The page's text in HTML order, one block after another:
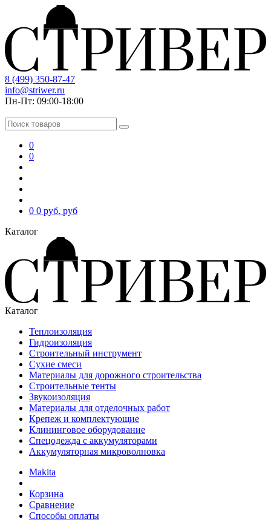
8 (499) 350-87-47
info@striwer.ru
Пн-Пт: 09:00-18:00
0
0
0 0 руб. руб
Каталог
Каталог
Теплоизоляция
Гидроизоляция
Строительный инструмент
Сухие смеси
Материалы для дорожного строительства
Строительные тенты
Звукоизоляция
Материалы для отделочных работ
Крепеж и комплектующие
Клининговое оборудование
Спецодежда с аккумуляторами
Аккумуляторная микроволновка
Makita
Корзина
Сравнение
Способы оплаты